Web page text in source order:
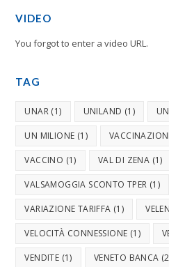
VIDEO
You forgot to enter a video URL.
TAG
UNAR (1) UNILAND (1)
UN MILIONE (1)
VACCINO (1) VAL DI ZENA (1)
VALSAMOGGIA SCONTO TPER (1)
VARIAZIONE TARIFFA (1)
VELOCITÀ CONNESSIONE (1)
VENDITE (1) VENETO BANCA